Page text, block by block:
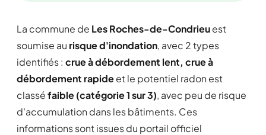
La commune de Les Roches-de-Condrieuest
soumise au risque d'inondation, avec 2 types
identifiés : crue à débordement lent, crue à
débordement rapideet le potentiel radon est
classéfaible (catégorie 1 sur 3), avec peu de risque
d'accumulation dans les bâtiments. Ces
informations sont issues du portail officiel